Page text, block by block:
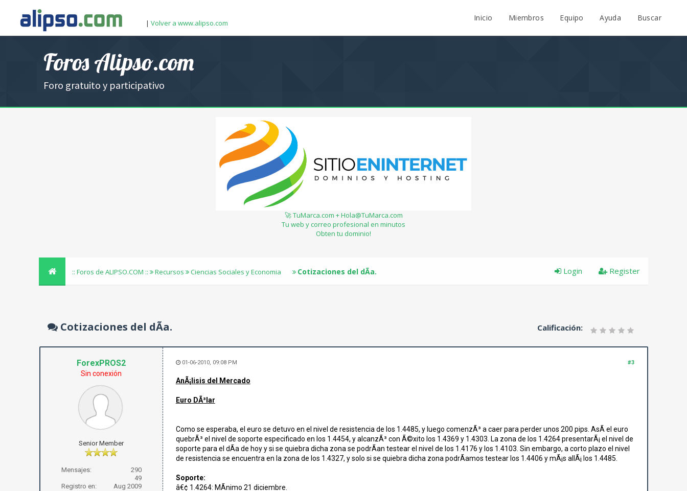
| Volver a www.alipso.com
Inicio Miembros Equipo Ayuda Buscar
Foros Alipso.com
Foro gratuito y participativo
🚀 TuMarca.com + Hola@TuMarca.com
Tu web y correo profesional en minutos
Obten tu dominio!
:: Foros de ALIPSO.COM :: Recursos Ciencias Sociales y Economia Cotizaciones del dÃ­a. Register
Login
Calificación:
Cotizaciones del dÃ­a.
ForexPROS2
Sin conexión
Senior Member
Mensajes:
290
49
Registro en:
Aug 2009
#3
01-06-2010, 09:08 PM
AnÃ¡lisis del Mercado
Euro DÃ³lar
Como se esperaba, el euro se detuvo en el nivel de resistencia de los 1.4485, y luego comenzÃ³ a caer para perder unos 200 pips. AsÃ­ el euro
quebrÃ³ el nivel de soporte especificado en los 1.4454, y alcanzÃ³ con Ã©xito los 1.4369 y 1.4303. La zona de los 1.4264 presentarÃ¡ el nivel de
soporte para el dÃ­a de hoy y si se quiebra dicha zona se podrÃ­an testear el nivel de los 1.4176 y los 1.4103. Sin embargo, a corto plazo el nivel
de resistencia se encuentra en la zona de los 1.4327, y solo si se quiebra dicha zona podrÃ­amos testear los 1.4406 y mÃ¡s allÃ¡ los 1.4485.
Soporte:
â€¢ 1.4264: MÃ­nimo 21 diciembre.